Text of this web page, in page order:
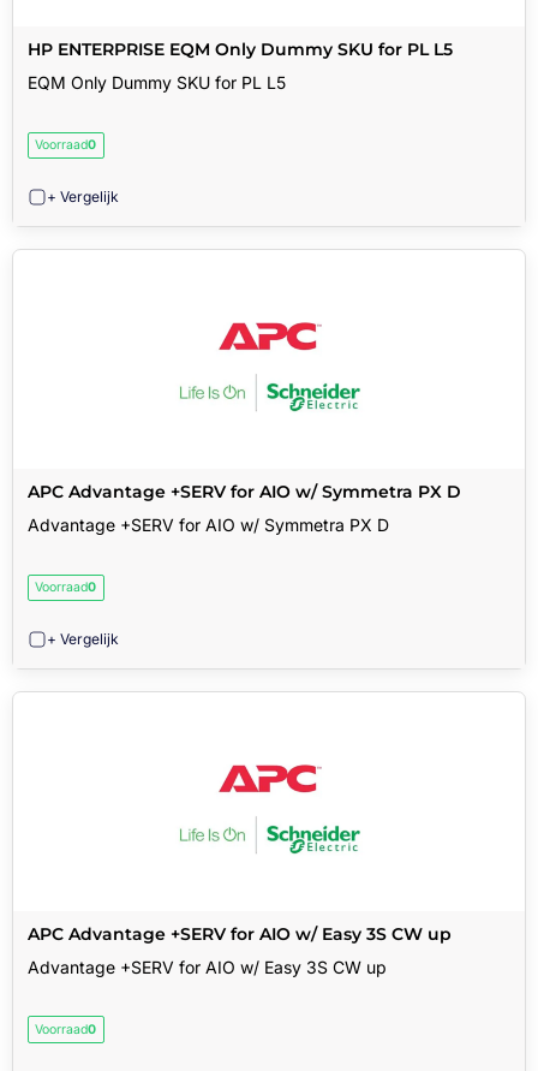
HP ENTERPRISE EQM Only Dummy SKU for PL L5
EQM Only Dummy SKU for PL L5
Voorraad0
+ Vergelijk
APC Advantage +SERV for AIO w/ Symmetra PX D
Advantage +SERV for AIO w/ Symmetra PX D
Voorraad0
+ Vergelijk
APC Advantage +SERV for AIO w/ Easy 3S CW up
Advantage +SERV for AIO w/ Easy 3S CW up
Voorraad0